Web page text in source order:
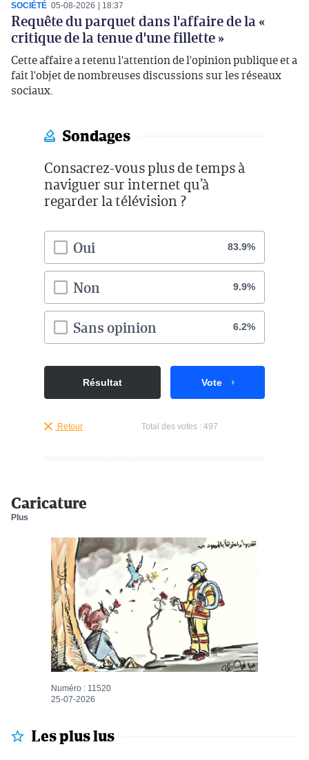
SOCIÉTÉ 05-08-2026 18:37
Requête du parquet dans l'affaire de la «
critique de la tenue d'une fillette »
Cette affaire a retenu l'attention de l'opinion publique et a
fait l'objet de nombreuses discussions sur les réseaux
sociaux.
Sondages
Consacrez-vous plus de temps à
naviguer sur internet qu’à
regarder la télévision ?
Oui 83.9%
Non 9.9%
Sans opinion 6.2%
Résultat Vote
Retour Total des votes : 497
Caricature
Plus
Numéro : 11520
25-07-2026
Les plus lus